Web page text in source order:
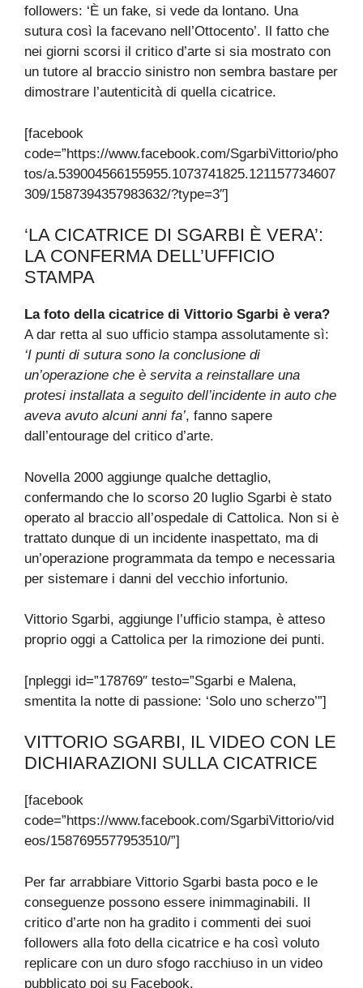
followers: ‘È un fake, si vede da lontano. Una
sutura così la facevano nell’Ottocento’. Il fatto che
nei giorni scorsi il critico d’arte si sia mostrato con
un tutore al braccio sinistro non sembra bastare per
dimostrare l’autenticità di quella cicatrice.
[facebook
code=”https://www.facebook.com/SgarbiVittorio/pho
tos/a.539004566155955.1073741825.121157734607
309/1587394357983632/?type=3″]
‘LA CICATRICE DI SGARBI È VERA’:
LA CONFERMA DELL’UFFICIO
STAMPA
La foto della cicatrice di Vittorio Sgarbi è vera?
A dar retta al suo ufficio stampa assolutamente sì:
‘I punti di sutura sono la conclusione di
un’operazione che è servita a reinstallare una
protesi installata a seguito dell’incidente in auto che
aveva avuto alcuni anni fa’, fanno sapere
dall’entourage del critico d’arte.
Novella 2000 aggiunge qualche dettaglio,
confermando che lo scorso 20 luglio Sgarbi è stato
operato al braccio all’ospedale di Cattolica. Non si è
trattato dunque di un incidente inaspettato, ma di
un’operazione programmata da tempo e necessaria
per sistemare i danni del vecchio infortunio.
Vittorio Sgarbi, aggiunge l’ufficio stampa, è atteso
proprio oggi a Cattolica per la rimozione dei punti.
[npleggi id=”178769″ testo=”Sgarbi e Malena,
smentita la notte di passione: ‘Solo uno scherzo’”]
VITTORIO SGARBI, IL VIDEO CON LE
DICHIARAZIONI SULLA CICATRICE
[facebook
code=”https://www.facebook.com/SgarbiVittorio/vid
eos/1587695577953510/”]
Per far arrabbiare Vittorio Sgarbi basta poco e le
conseguenze possono essere inimmaginabili. Il
critico d’arte non ha gradito i commenti dei suoi
followers alla foto della cicatrice e ha così voluto
replicare con un duro sfogo racchiuso in un video
pubblicato poi su Facebook.